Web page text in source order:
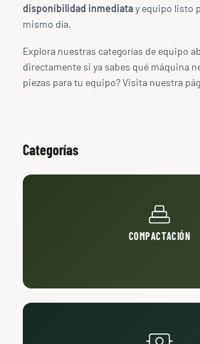
disponibilidad inmediatay equipo listo
mismo día.
Explora nuestras categorías de equipo
directamente si ya sabes qué máquina
piezas para tu equipo? Visita nuestra
Categorías
COMPACTACIÓN